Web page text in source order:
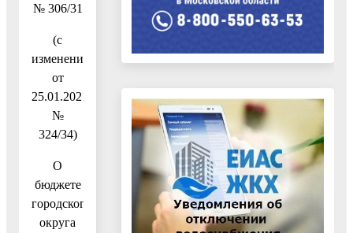
№ 306/31
(с
изменениями
от
25.01.2021
№
324/34)
О
бюджете
городского
округа